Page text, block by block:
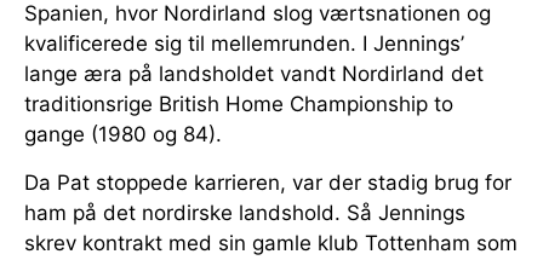
Spanien, hvor Nordirland slog værtsnationen og
kvalificerede sig til mellemrunden. I Jennings’
lange æra på landsholdet vandt Nordirland det
traditionsrige British Home Championship to
gange (1980 og 84).
Da Pat stoppede karrieren, var der stadig brug for
ham på det nordirske landshold. Så Jennings
skrev kontrakt med sin gamle klub Tottenham som